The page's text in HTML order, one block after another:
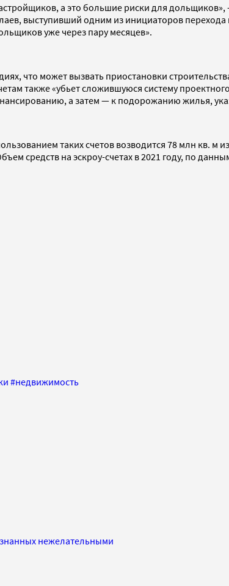
а это большие риски для
выступивший одним из инициаторов перехода
уже через пару месяцев».
что может вызвать приостановки
также «убьет сложившуюся систему
а затем — к подорожанию жилья,
таких счетов возводится 78 млн кв. м
средств на эскроу-счетах в 2021 году, по
#недвижимость
нежелательными